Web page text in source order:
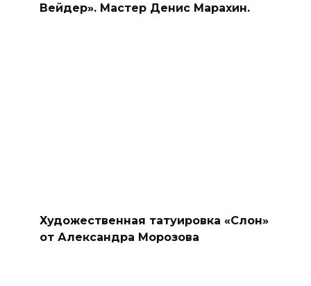
Вейдер». Мастер Денис Марахин.
Художественная татуировка «Слон»
от Александра Морозова